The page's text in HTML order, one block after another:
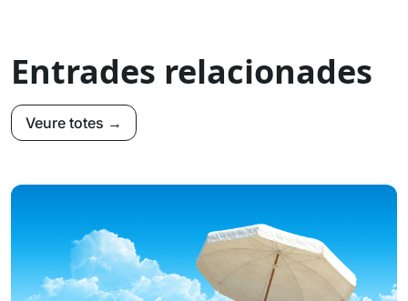
Entrades relacionades
Veure totes →